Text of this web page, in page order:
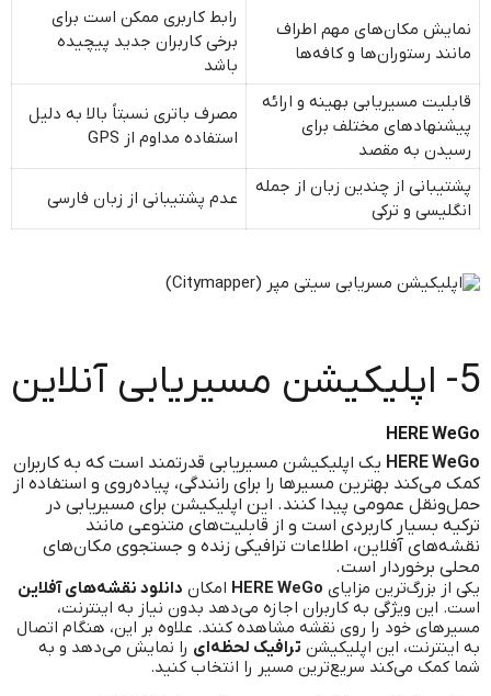
نمایش مکان‌های مهم اطراف
مانند رستوران‌ها و کافه‌ها
رابط کاربری ممکن است برای
برخی کاربران جدید پیچیده
باشد
قابلیت مسیریابی بهینه و ارائه
پیشنهادهای مختلف برای
رسیدن به مقصد
مصرف باتری نسبتاً بالا به دلیل
استفاده مداوم از GPS
پشتیبانی از چندین زبان از جمله
انگلیسی و ترکی
عدم پشتیبانی از زبان فارسی
5- اپلیکیشن مسیریابی آنلاین
HERE WeGo
HERE WeGo یک اپلیکیشن مسیریابی قدرتمند است که به کاربران
کمک می‌کند بهترین مسیرها را برای رانندگی، پیاده‌روی و استفاده از
حمل‌ونقل عمومی پیدا کنند. این اپلیکیشن برای مسیریابی در
ترکیه بسیار کاربردی است و از قابلیت‌های متنوعی مانند
نقشه‌های آفلاین، اطلاعات ترافیکی زنده و جستجوی مکان‌های
محلی برخوردار است.
یکی از بزرگ‌ترین مزایای HERE WeGo امکان دانلود نقشه‌های آفلاین
است. این ویژگی به کاربران اجازه می‌دهد بدون نیاز به اینترنت،
مسیرهای خود را روی نقشه مشاهده کنند. علاوه بر این، هنگام اتصال
به اینترنت، این اپلیکیشن ترافیک لحظه‌ای را نمایش می‌دهد و به
شما کمک می‌کند سریع‌ترین مسیر را انتخاب کنید.